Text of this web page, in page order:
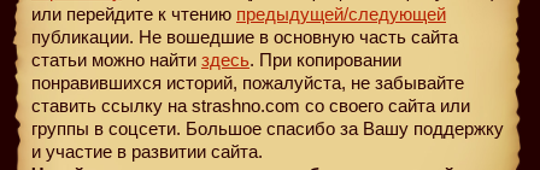
или перейдите к чтению предыдущей/следующей
публикации. Не вошедшие в основную часть сайта
статьи можно найти здесь. При копировании
понравившихся историй, пожалуйста, не забывайте
ставить ссылку на strashno.com со своего сайта или
группы в соцсети. Большое спасибо за Вашу поддержку
и участие в развитии сайта.